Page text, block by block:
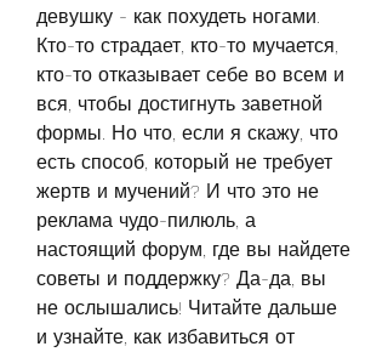
девушку - как похудеть ногами.
Кто-то страдает, кто-то мучается,
кто-то отказывает себе во всем и
вся, чтобы достигнуть заветной
формы. Но что, если я скажу, что
есть способ, который не требует
жертв и мучений? И что это не
реклама чудо-пилюль, а
настоящий форум, где вы найдете
советы и поддержку? Да-да, вы
не ослышались! Читайте дальше
и узнайте, как избавиться от